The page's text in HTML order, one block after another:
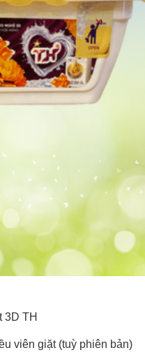
3D TH
viên giặt (tuỳ phiên bản)